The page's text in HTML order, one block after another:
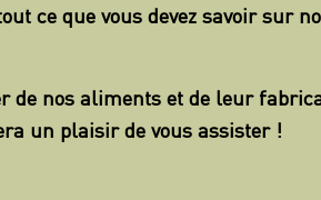
ce que vous devez savoir sur
de nos aliments et de leur
un plaisir de vous assister !